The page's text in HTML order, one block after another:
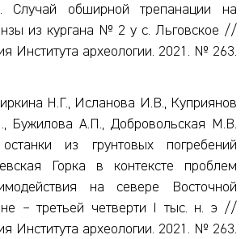
обширной трепанации на
из кургана № 2 у с. Льговское //
Института археологии. 2021. № 263.
Н.Г., Исланова И.В., Куприянов
Бужилова А.П., Добровольская М.В.
из грунтовых погребений
Горка в контексте проблем
на севере Восточной
– третьей четверти I тыс. н. э //
Института археологии. 2021. № 263.